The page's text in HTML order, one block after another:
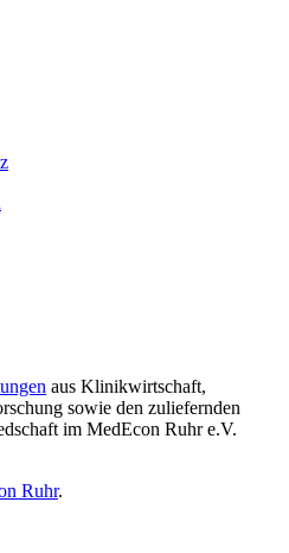
aus Klinikwirtschaft,
sowie den zuliefernden
im MedEcon Ruhr e.V.
Ruhr.